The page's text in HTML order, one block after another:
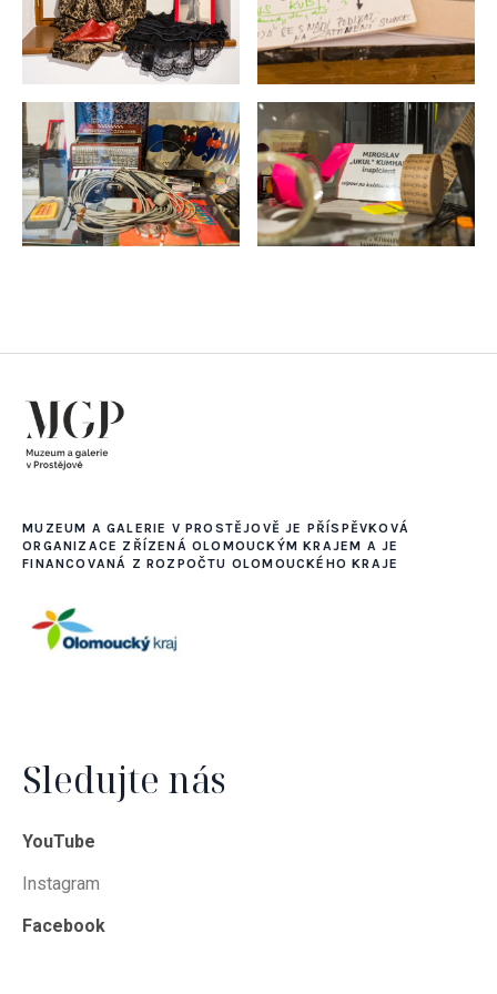
MUZEUM A GALERIE V PROSTĚJOVĚ JE PŘÍSPĚVKOVÁ
ORGANIZACE ZŘÍZENÁ OLOMOUCKÝM KRAJEM A JE
FINANCOVANÁ Z ROZPOČTU OLOMOUCKÉHO KRAJE
Sledujte nás
YouTube
Instagram
Facebook